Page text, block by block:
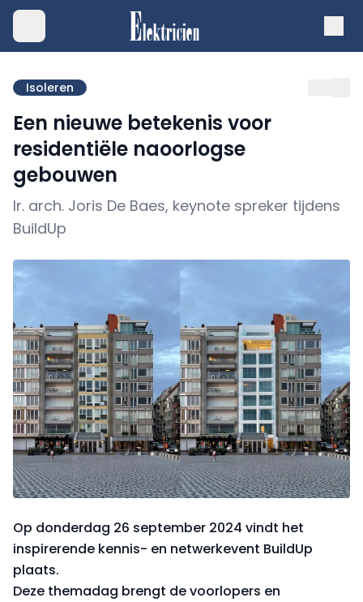
Isoleren
Een nieuwe betekenis voor
residentiële naoorlogse
gebouwen
Ir. arch. Joris De Baes, keynote spreker tijdens
BuildUp
Op donderdag 26 september 2024 vindt het
inspirerende kennis- en netwerkevent BuildUp
plaats.
Deze themadag brengt de voorlopers en